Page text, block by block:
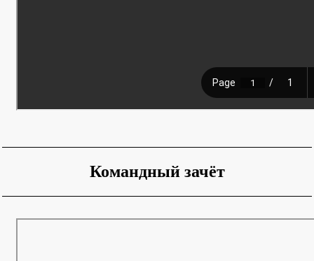
Командный зачёт